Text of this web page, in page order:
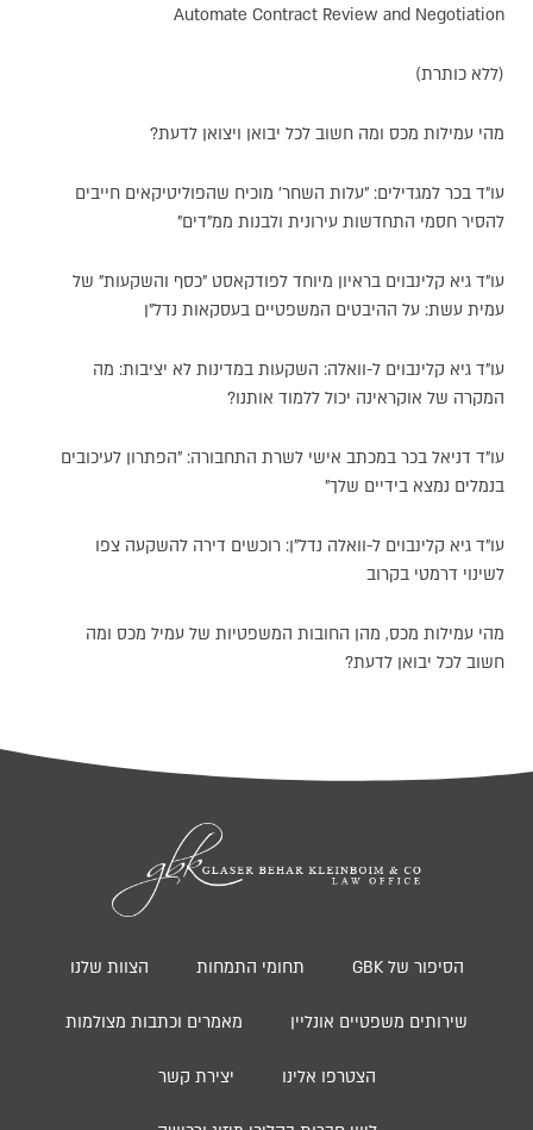
Automate Contract Review and Negotiation
(ללא כותרת)
מהי עמילות מכס ומה חשוב לכל יבואן ויצואן לדעת?
עו"ד בכר למגדילים: "עלות השחר' מוכיח שהפוליטיקאים חייבים
להסיר חסמי התחדשות עירונית ולבנות ממ"דים"
עו"ד גיא קלינבוים בראיון מיוחד לפודקאסט "כסף והשקעות" של
עמית עשת: על ההיבטים המשפטיים בעסקאות נדל"ן
עו"ד גיא קלינבוים ל-וואלה: השקעות במדינות לא יציבות: מה
המקרה של אוקראינה יכול ללמוד אותנו?
עו"ד דניאל בכר במכתב אישי לשרת התחבורה: "הפתרון לעיכובים
בנמלים נמצא בידיים שלך"
עו"ד גיא קלינבוים ל-וואלה נדל"ן: רוכשים דירה להשקעה צפו
לשינוי דרמטי בקרוב
מהי עמילות מכס, מהן החובות המשפטיות של עמיל מכס ומה
חשוב לכל יבואן לדעת?
הסיפור של GBK תחומי התמחות הצוות שלנו
שירותים משפטיים אונליין מאמרים וכתבות מצולמות
הצטרפו אלינו יצירת קשר